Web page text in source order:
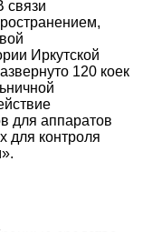
связи
Иркутской
120 коек
для аппаратов
для контроля